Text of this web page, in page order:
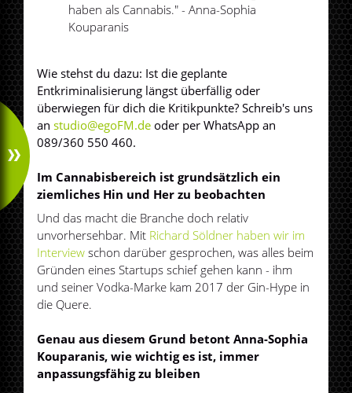
haben als Cannabis." - Anna-Sophia
Kouparanis
Wie stehst du dazu: Ist die geplante
Entkriminalisierung längst überfällig oder
überwiegen für dich die Kritikpunkte? Schreib's uns
anstudio@egoFM.de oder per WhatsApp an
089/360 550 460.
Im Cannabisbereich ist grundsätzlich ein
ziemliches Hin und Her zu beobachten
Und das macht die Branche doch relativ
unvorhersehbar. Mit Richard Söldner haben wir im
Interview schon darüber gesprochen, was alles beim
Gründen eines Startups schief gehen kann - ihm
und seiner Vodka-Marke kam 2017 der Gin-Hype in
die Quere.
Genau aus diesem Grund betont Anna-Sophia
Kouparanis, wie wichtig es ist, immer
anpassungsfähig zu bleiben